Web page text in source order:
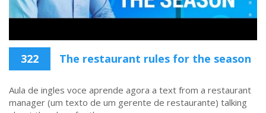
322 The restaurant rules for the season
Aula de ingles voce aprende agora a text from a restaurant
manager (um texto de um gerente de restaurante) talking